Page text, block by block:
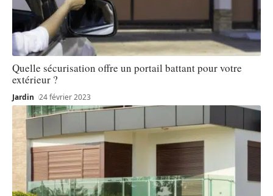
Quelle sécurisation offre un portail battant pour votre
extérieur ?
Jardin 24 février 2023